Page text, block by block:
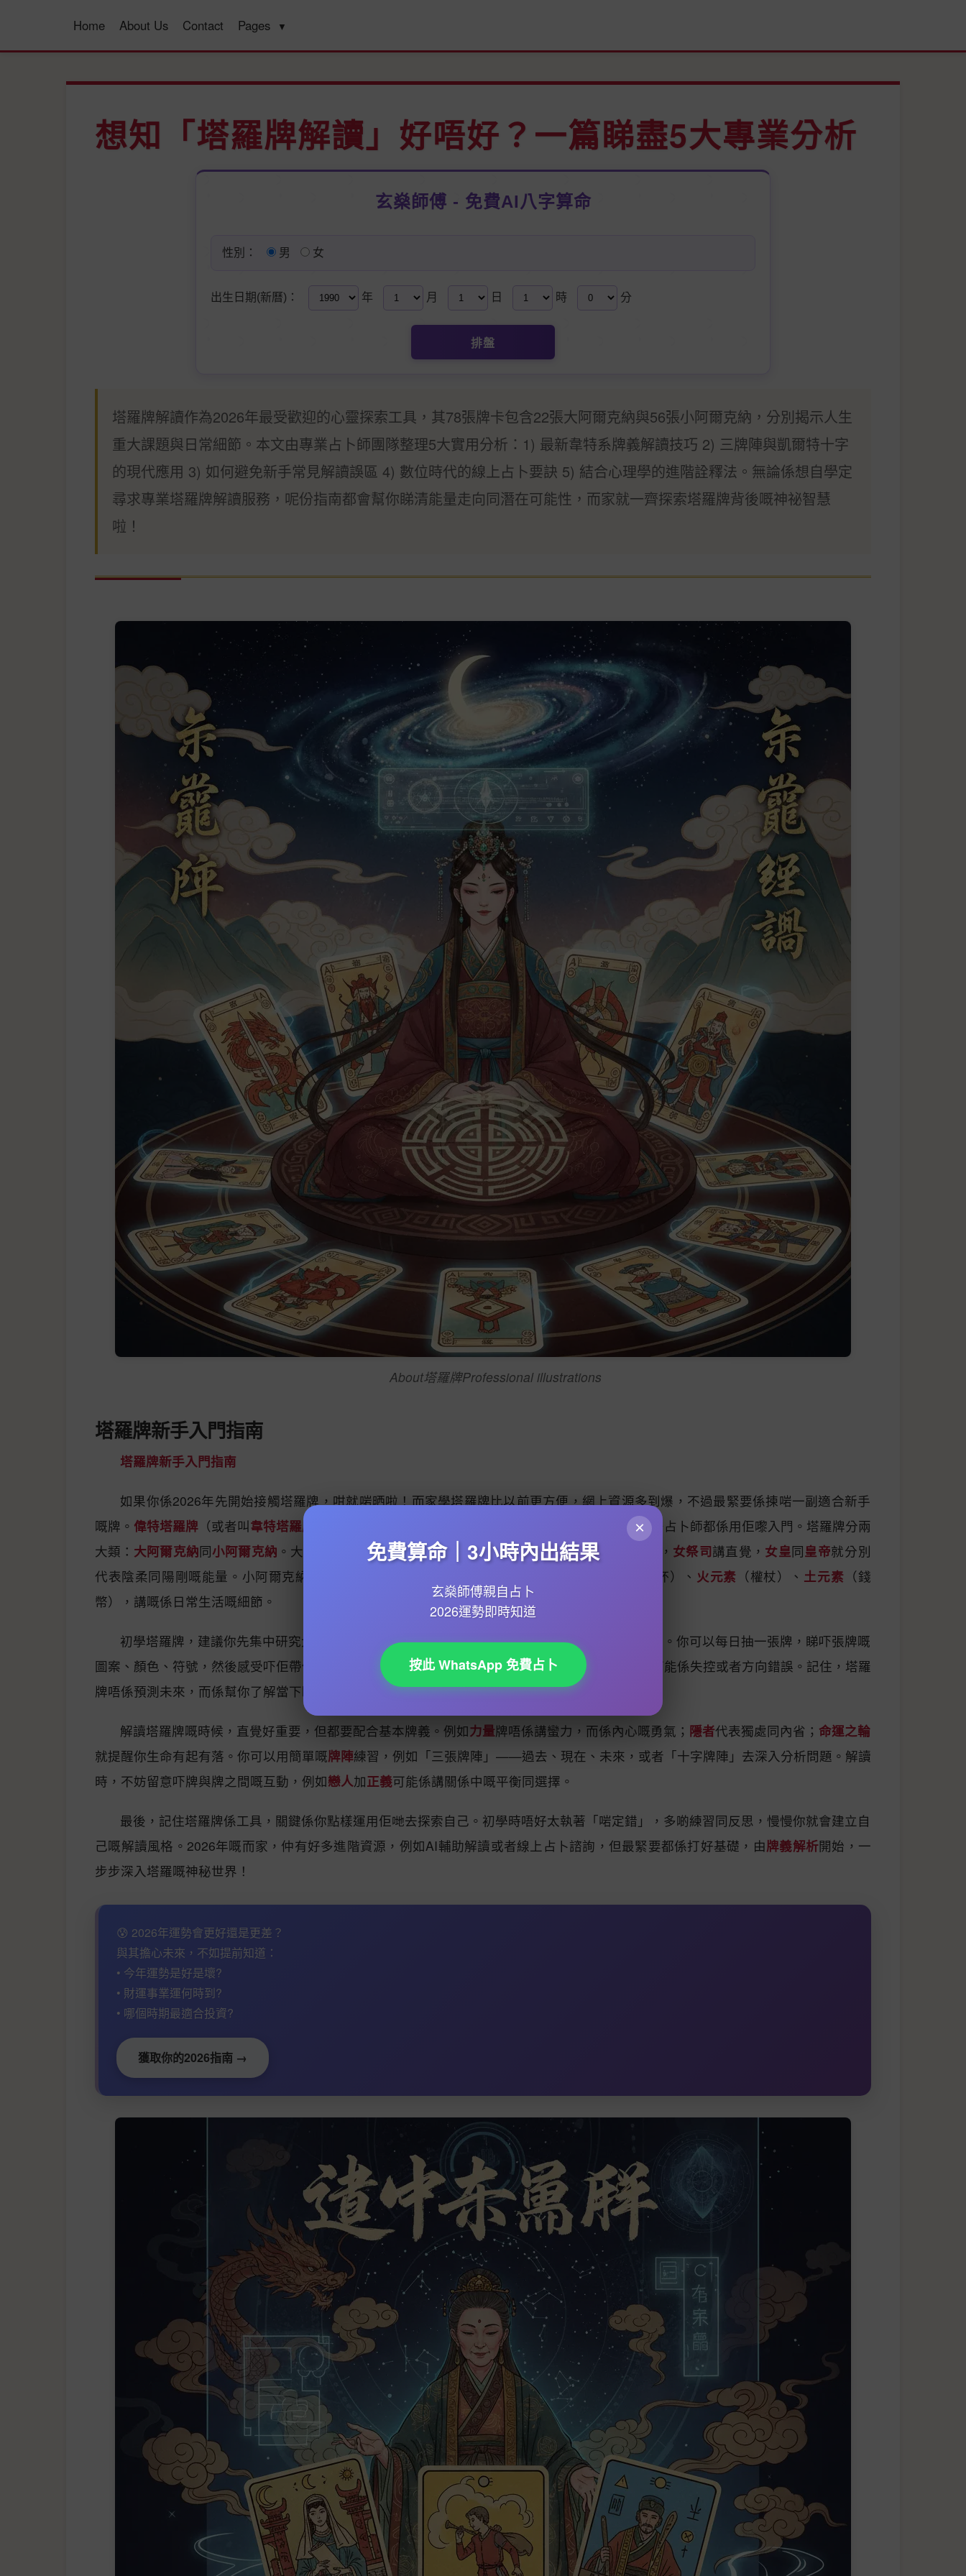
Home About Us Contact Pages ▼
想知「塔羅牌解讀」好唔好？一篇睇盡5大專業分析
玄燊師傅 - 免費AI八字算命
性別： 男 女
出生日期(新曆)： 年 月 日 時 分
排盤
塔羅牌解讀作為2026年最受歡迎的心靈探索工具，其78張牌卡包含22張大阿爾克納與56張小阿爾克納，分別揭示人生
重大課題與日常細節。本文由專業占卜師團隊整理5大實用分析：1) 最新韋特系牌義解讀技巧 2) 三牌陣與凱爾特十字
的現代應用 3) 如何避免新手常見解讀誤區 4) 數位時代的線上占卜要訣 5) 結合心理學的進階詮釋法。無論係想自學定
尋求專業塔羅牌解讀服務，呢份指南都會幫你睇清能量走向同潛在可能性，而家就一齊探索塔羅牌背後嘅神祕智慧
啦！
About塔羅牌Professional illustrations
塔羅牌新手入門指南
塔羅牌新手入門指南
如果你係2026年先開始接觸塔羅牌，咁就啱晒啦！而家學塔羅牌比以前更方便，網上資源多到爆，不過最緊要係揀啱一副適合新手
嘅牌。 偉特塔羅牌 （或者叫韋特塔羅牌
）絕對係首選，因為佢嘅圖像清晰易明，牌義又夠經典，好多占卜師都係用佢嚟入門。塔羅牌分兩
大類： 大阿爾克納同小阿爾克納 。大阿爾克納有22張，代表人生嘅重大課題，例如魔術師 講創造力， 女祭司講直覺， 女皇同皇帝就分別
代表陰柔同陽剛嘅能量。小阿爾克納就有56張，分做四組元素——
（聖杯）、 火元素 （權杖）、 土元素 （錢
幣），講嘅係日常生活嘅細節。
初學塔羅牌，建議你先集中研究大阿爾克納，因為佢哋嘅牌義比較深層，容易同你嘅
連結。你可以每日抽一張牌，睇吓張牌嘅
圖案、顏色、符號，然後感受吓佢帶俾你嘅訊息。例如抽到戰車，正位可能代表意志堅定，逆位就可能係失控或者方向錯誤。記住，塔羅
牌唔係預測未來，而係幫你了解當下嘅
心靈指引。
解讀塔羅牌嘅時候，直覺好重要，但都要配合基本牌義。例如力量牌唔係講蠻力，而係內心嘅勇氣； 隱者代表獨處同內省；命運之輪
就提醒你生命有起有落。你可以用簡單嘅牌陣練習，例如「三張牌陣」——過去、現在、未來，或者「十字牌陣」去深入分析問題。解讀
時，不妨留意吓牌與牌之間嘅互動，例如戀人加正義可能係講關係中嘅平衡同選擇。
最後，記住塔羅牌係工具，關鍵係你點樣運用佢哋去探索自己。初學時唔好太執著「啱定錯」，多啲練習同反思，慢慢你就會建立自
己嘅解讀風格。2026年嘅而家，仲有好多進階資源，例如AI輔助解讀或者線上占卜諮詢，但最緊要都係打好基礎，由牌義解析開始，一
步步深入塔羅嘅神秘世界！
😰 2026年運勢會更好還是更差？
與其擔心未來，不如提前知道：
• 今年運勢是好是壞?
• 財運事業運何時到?
• 哪個時期最適合投資?
獲取你的2026指南 →
×
免費算命｜3小時內出結果
玄燊師傅親自占卜
2026運勢即時知道
按此 WhatsApp 免費占卜